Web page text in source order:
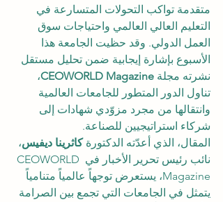
متقدمة تواكب التحولات المتسارعة في
التعليم العالي العالمي واحتياجات سوق
العمل الدولي. وقد حظيت الجامعة هذا
الأسبوع بإشارة إيجابية ضمن تحليل مستقل
نشرته مجلة CEOWORLD Magazine،
تناول الدور المتطور للجامعات العالمية
وانتقالها من مجرد مزوّدي شهادات إلى
شركاء استراتيجيين للصناعة.
المقال، الذي أعدّته الدكتورة كاثرينا ديفيس،
نائب رئيس تحرير الأخبار في CEOWORLD
Magazine، يستعرض توجهاً عالمياً متنامياً
يتمثل في الجامعات التي تجمع بين الصرامة